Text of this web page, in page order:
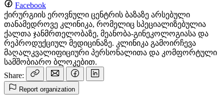
Facebook
ქირურგიის ეროვნული ცენტრის ბაზაზე არსებული
თანამედროვე კლინიკა, რომელიც სპეციალიზებულია
ქალთა ჯანმრთელობაზე, მეანობა-გინეკოლოგიასა და
რეპროდუქციულ მედიცინაზე. კლინიკა გამოირჩევა
მაღალკვალიფიციური პერსონალითა და კომფორტული
სამშობიარო ბლოკებით.
Share:
Report organization